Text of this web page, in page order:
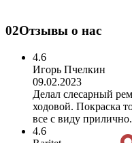
02Отзывы о нас
4.6
Игорь Пчелкин
09.02.2023
Делал слесарный
ходовой. Покраска
все с виду
4.6